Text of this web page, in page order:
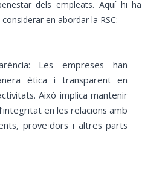
dels empleats. Aquí hi ha
en abordar la RSC:
Les empreses han
ètica i transparent en
Això implica mantenir
en les relacions amb
proveïdors i altres parts